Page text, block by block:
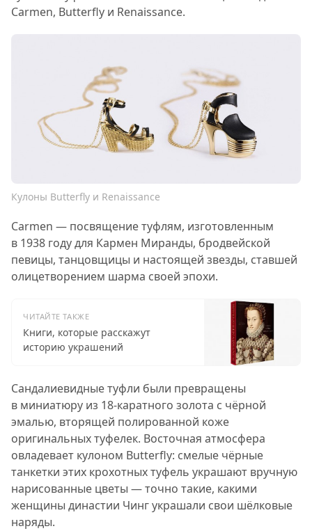
Carmen, Butterfly и Renaissance.
Кулоны Butterfly и Renaissance
Carmen — посвящение туфлям, изготовленным
в 1938 году для Кармен Миранды, бродвейской
певицы, танцовщицы и настоящей звезды, ставшей
олицетворением шарма своей эпохи.
ЧИТАЙТЕ ТАКЖЕ
Книги, которые расскажут
историю украшений
Сандалиевидные туфли были превращены
в миниатюру из 18-каратного золота с чёрной
эмалью, вторящей полированной коже
оригинальных туфелек. Восточная атмосфера
овладевает кулоном Butterfly: смелые чёрные
танкетки этих крохотных туфель украшают вручную
нарисованные цветы — точно такие, какими
женщины династии Чинг украшали свои шёлковые
наряды.